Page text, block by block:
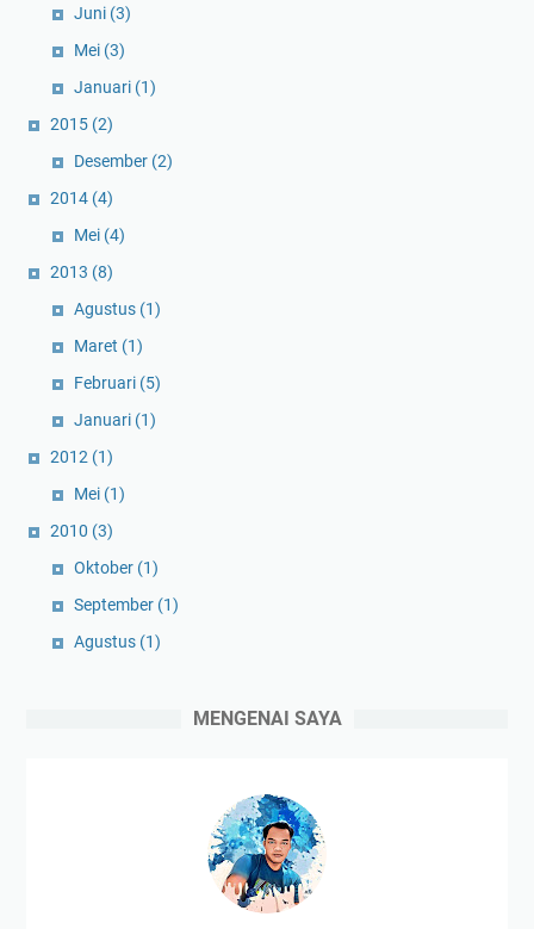
Juni (3)
Mei (3)
Januari (1)
2015 (2)
Desember (2)
2014 (4)
Mei (4)
2013 (8)
Agustus (1)
Maret (1)
Februari (5)
Januari (1)
2012 (1)
Mei (1)
2010 (3)
Oktober (1)
September (1)
Agustus (1)
MENGENAI SAYA